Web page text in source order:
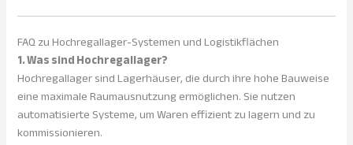
FAQ zu Hochregallager-Systemen und Logistikflächen
1. Was sind Hochregallager?
Hochregallager sind Lagerhäuser, die durch ihre hohe Bauweise
eine maximale Raumausnutzung ermöglichen. Sie nutzen
automatisierte Systeme, um Waren effizient zu lagern und zu
kommissionieren.